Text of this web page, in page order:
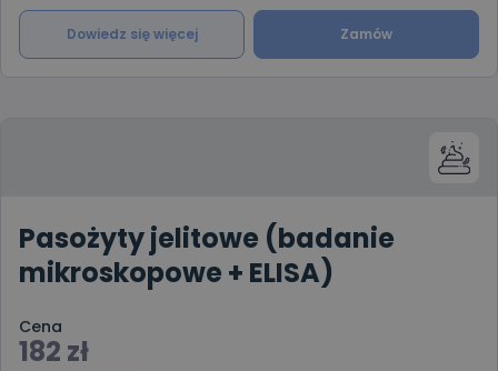
Dowiedz się więcej Zamów
Pasożyty jelitowe (badanie
mikroskopowe + ELISA)
Cena
182 zł